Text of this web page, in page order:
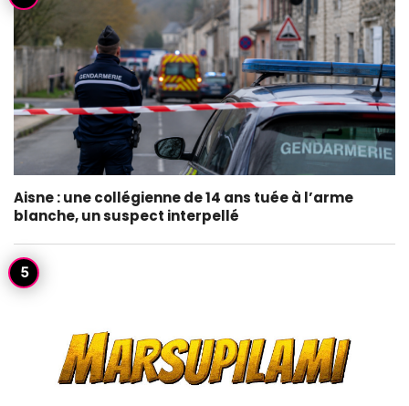
Aisne : une collégienne de 14 ans tuée à l’arme
blanche, un suspect interpellé